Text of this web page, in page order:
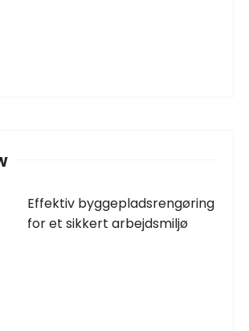
Effektiv byggepladsrengøring
for et sikkert arbejdsmiljø